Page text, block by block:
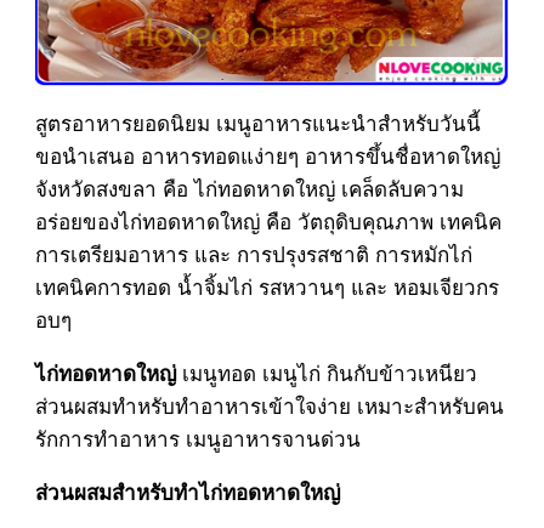
สูตรอาหารยอดนิยม เมนูอาหารแนะนำสำหรับวันนี้
ขอนำเสนอ อาหารทอดแง่ายๆ อาหารขึ้นชื่อหาดใหญ่
จังหวัดสงขลา คือ ไก่ทอดหาดใหญ่ เคล็ดลับความ
อร่อยของไก่ทอดหาดใหญ่ คือ วัตถุดิบคุณภาพ เทคนิค
การเตรียมอาหาร และ การปรุงรสชาติ การหมักไก่
เทคนิคการทอด น้ำจิ้มไก่ รสหวานๆ และ หอมเจียวกร
อบๆ
ไก่ทอดหาดใหญ่เมนูทอด เมนูไก่ กินกับข้าวเหนียว
ส่วนผสมทำหรับทำอาหารเข้าใจง่าย เหมาะสำหรับคน
รักการทำอาหาร เมนูอาหารจานด่วน
ส่วนผสมสำหรับทำไก่ทอดหาดใหญ่